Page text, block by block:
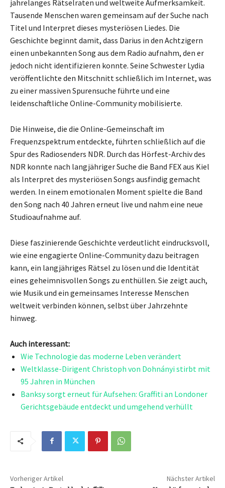
jahrelanges Rätselraten und weltweite Aufmerksamkeit.
Tausende Menschen waren gemeinsam auf der Suche nach
Titel und Interpret dieses mysteriösen Liedes. Die
Geschichte beginnt damit, dass Darius in den Achtzigern
einen unbekannten Song aus dem Radio aufnahm, den er
jedoch nicht identifizieren konnte. Seine Schwester Lydia
veröffentlichte den Mitschnitt schließlich im Internet, was
zu einer massiven Spurensuche führte und eine
leidenschaftliche Online-Community mobilisierte.
Die Hinweise, die die Online-Gemeinschaft im
Frequenzspektrum entdeckte, führten schließlich auf die
Spur des Radiosenders NDR. Durch das Hörfest-Archiv des
NDR konnte nach langjähriger Suche die Band FEX aus Kiel
als Interpret des mysteriösen Songs ausfindig gemacht
werden. In einem emotionalen Moment spielte die Band
den Song nach 40 Jahren erneut live und nahm eine neue
Studioaufnahme auf.
Diese faszinierende Geschichte verdeutlicht eindrucksvoll,
wie eine engagierte Online-Community dazu beitragen
kann, ein langjähriges Rätsel zu lösen und die Identität
eines geheimnisvollen Songs zu enthüllen. Sie zeigt auch,
wie Musik und ein gemeinsames Interesse Menschen
weltweit verbinden können, selbst über Jahrzehnte
hinweg.
Auch interessant:
Wie Technologie das moderne Leben verändert
Weltklasse-Dirigent Christoph von Dohnányi stirbt mit
95 Jahren in München
Banksy sorgt erneut für Aufsehen: Graffiti an Londoner
Gerichtsgebäude entdeckt und umgehend verhüllt
Vorheriger Artikel Nächster Artikel